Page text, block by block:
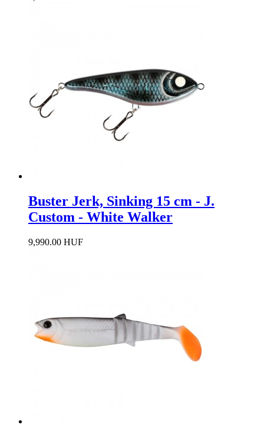
Buster Jerk, Sinking 15 cm - J.
Custom - White Walker
9,990.00 HUF